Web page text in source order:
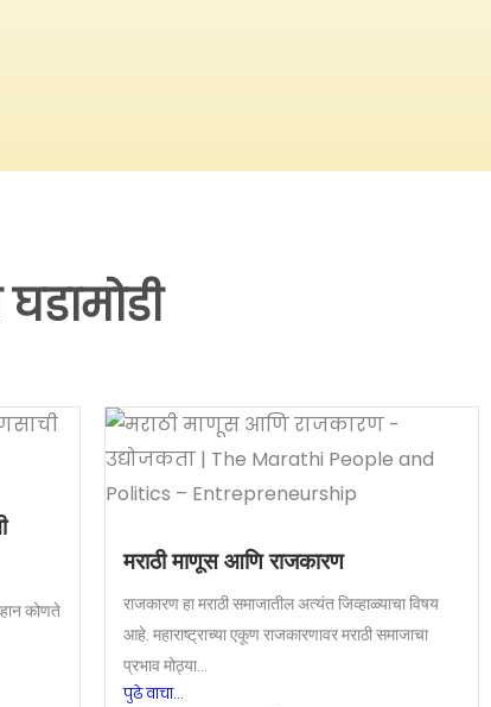
कोणते
मराठी माणूस आणि राजकारण
राजकारण हा मराठी समाजातील अत्यंत जिव्हाळ्याचा विषय
आहे. महाराष्ट्राच्या एकूण राजकारणावर मराठी समाजाचा
प्रभाव मोठ्या...
पुढे वाचा...